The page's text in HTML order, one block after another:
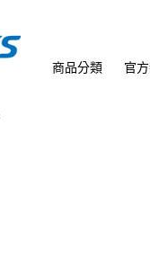
商品分類 官